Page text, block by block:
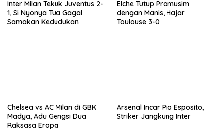
Inter Milan Tekuk Juventus 2-
1, Si Nyonya Tua Gagal
Samakan Kedudukan
Elche Tutup Pramusim
dengan Manis, Hajar
Toulouse 3-0
Chelsea vs AC Milan di GBK
Madya, Adu Gengsi Dua
Raksasa Eropa
Arsenal Incar Pio Esposito,
Striker Jangkung Inter